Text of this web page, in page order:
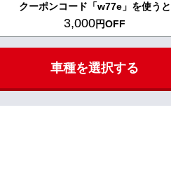
クーポンコード「w77e」を使うと
3,000円OFF
車種を選択する